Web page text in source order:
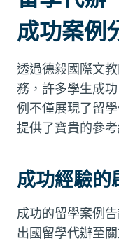
成功案例
透過德毅國際文
務，許多學生成
例不僅展現了留
提供了寶貴的參考
成功經驗的
成功的留學案例
出國留學代辦至